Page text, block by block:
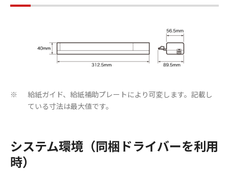
※
給紙ガイド、給紙補助プレートにより可変します。記載し
ている寸法は最大値です。
システム環境（同梱ドライバーを利用
時）